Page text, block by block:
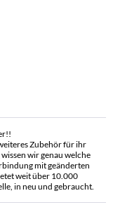
Zubehör für ihr
wir genau welche
mit geänderten
weit über 10.000
in neu und gebraucht.